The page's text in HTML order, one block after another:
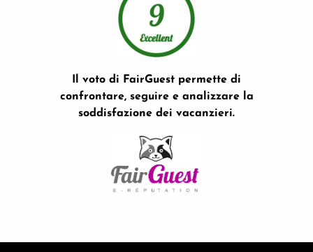
Il voto di FairGuest permette di
confrontare, seguire e analizzare la
soddisfazione dei vacanzieri.